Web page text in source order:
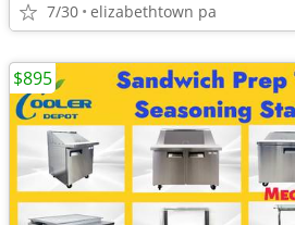
7/30 elizabethtown pa
$895